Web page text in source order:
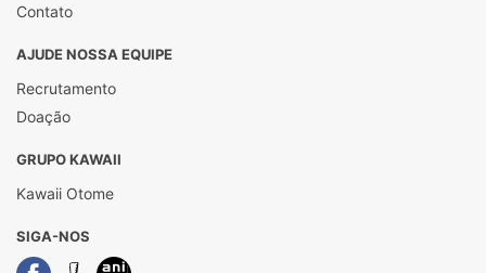
Contato
AJUDE NOSSA EQUIPE
Recrutamento
Doação
GRUPO KAWAII
Kawaii Otome
SIGA-NOS